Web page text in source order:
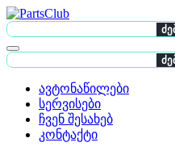
ავტონაწილები
სერვისები
ჩვენ შესახებ
კონტაქტი